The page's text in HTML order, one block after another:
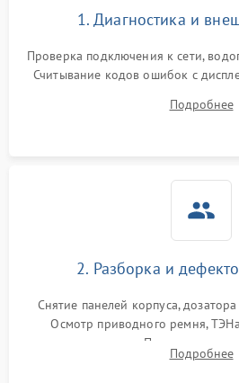
1. Диагностика и
Проверка подключения к сети,
Считывание кодов ошибок с
выявления посторонних шумов,
электронного модуля
Подробнее
2. Разборка и
Снятие панелей корпуса,
Осмотр приводного ремня,
амортизаторов. Проверка
крестовины на износ, аПодробнее